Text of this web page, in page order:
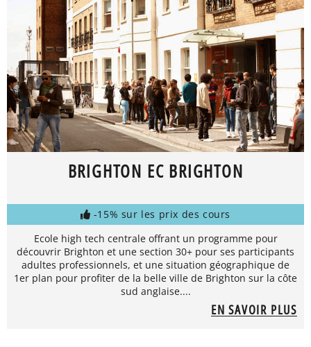
BRIGHTON EC BRIGHTON
-15% sur les prix des cours
Ecole high tech centrale offrant un programme pour
découvrir Brighton et une section 30+ pour ses participants
adultes professionnels, et une situation géographique de
1er plan pour profiter de la belle ville de Brighton sur la côte
sud anglaise....
EN SAVOIR PLUS